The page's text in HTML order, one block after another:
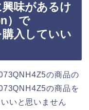
味があるけ
）で
入していい
の商品の
の商品を
いと思いません